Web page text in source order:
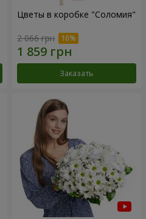
Цветы в коробке "Соломия"
2 066 грн
Заказать